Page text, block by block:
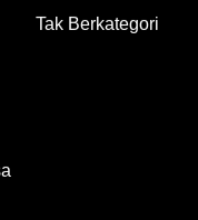
Tak Berkategori